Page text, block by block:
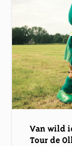
Van wild
Tour de